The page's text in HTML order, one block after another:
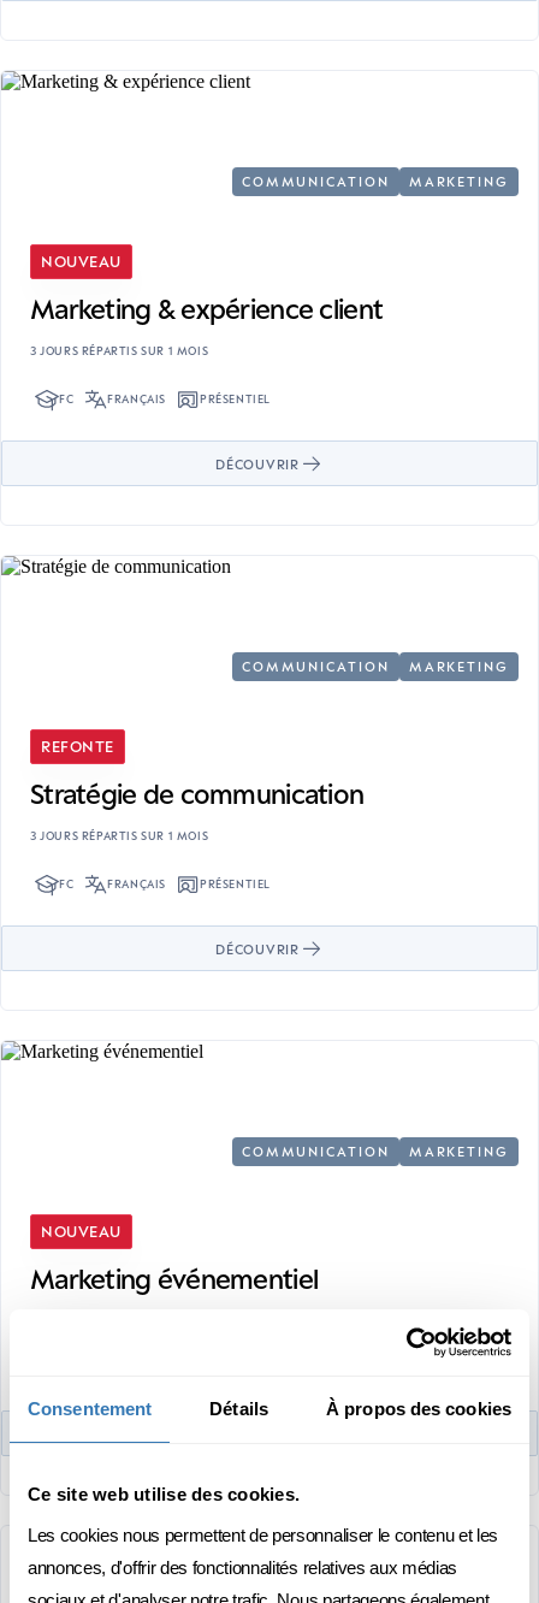
Consentement Détails À propos des cookies
Ce site web utilise des cookies.
Les cookies nous permettent de personnaliser le contenu et les
annonces, d'offrir des fonctionnalités relatives aux médias
COMMUNICATION MARKETING
NOUVEAU
Marketing & expérience client
3 JOURS RÉPARTIS SUR 1 MOIS
FC FRANÇAIS PRÉSENTIEL
DÉCOUVRIR
COMMUNICATION MARKETING
REFONTE
Stratégie de communication
3 JOURS RÉPARTIS SUR 1 MOIS
FC FRANÇAIS PRÉSENTIEL
DÉCOUVRIR
COMMUNICATION MARKETING
NOUVEAU
Marketing événementiel
OBTENEZ DES CONSEILS PERSONNALISÉS